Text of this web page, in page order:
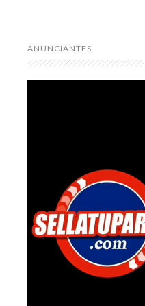
ANUNCIANTES